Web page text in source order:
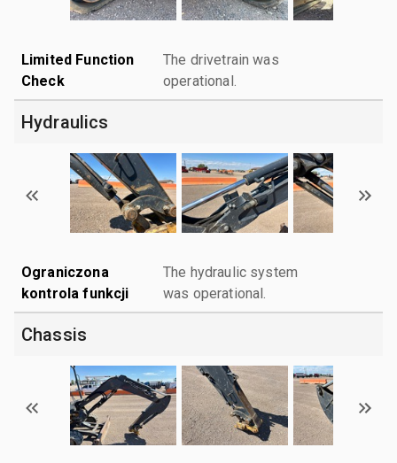
Limited Function
Check
The drivetrain was
operational.
Hydraulics
Ograniczona
kontrola funkcji
The hydraulic system
was operational.
Chassis